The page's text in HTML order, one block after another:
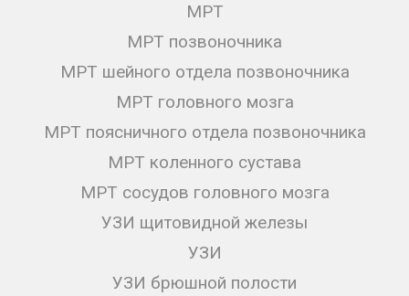
МРТ
МРТ позвоночника
МРТ шейного отдела позвоночника
МРТ головного мозга
МРТ поясничного отдела позвоночника
МРТ коленного сустава
МРТ сосудов головного мозга
УЗИ щитовидной железы
УЗИ
УЗИ брюшной полости